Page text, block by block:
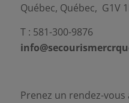
Québec, Québec, G1V
T : 581-300-9876
Prenez un rendez-